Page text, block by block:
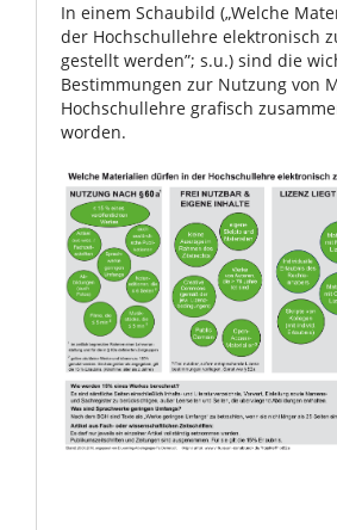
In einem Schaubild („Welche
der Hochschullehre elektronisch
gestellt werden”; s.u.) sind die
Bestimmungen zur Nutzung von
Hochschullehre grafisch
worden.